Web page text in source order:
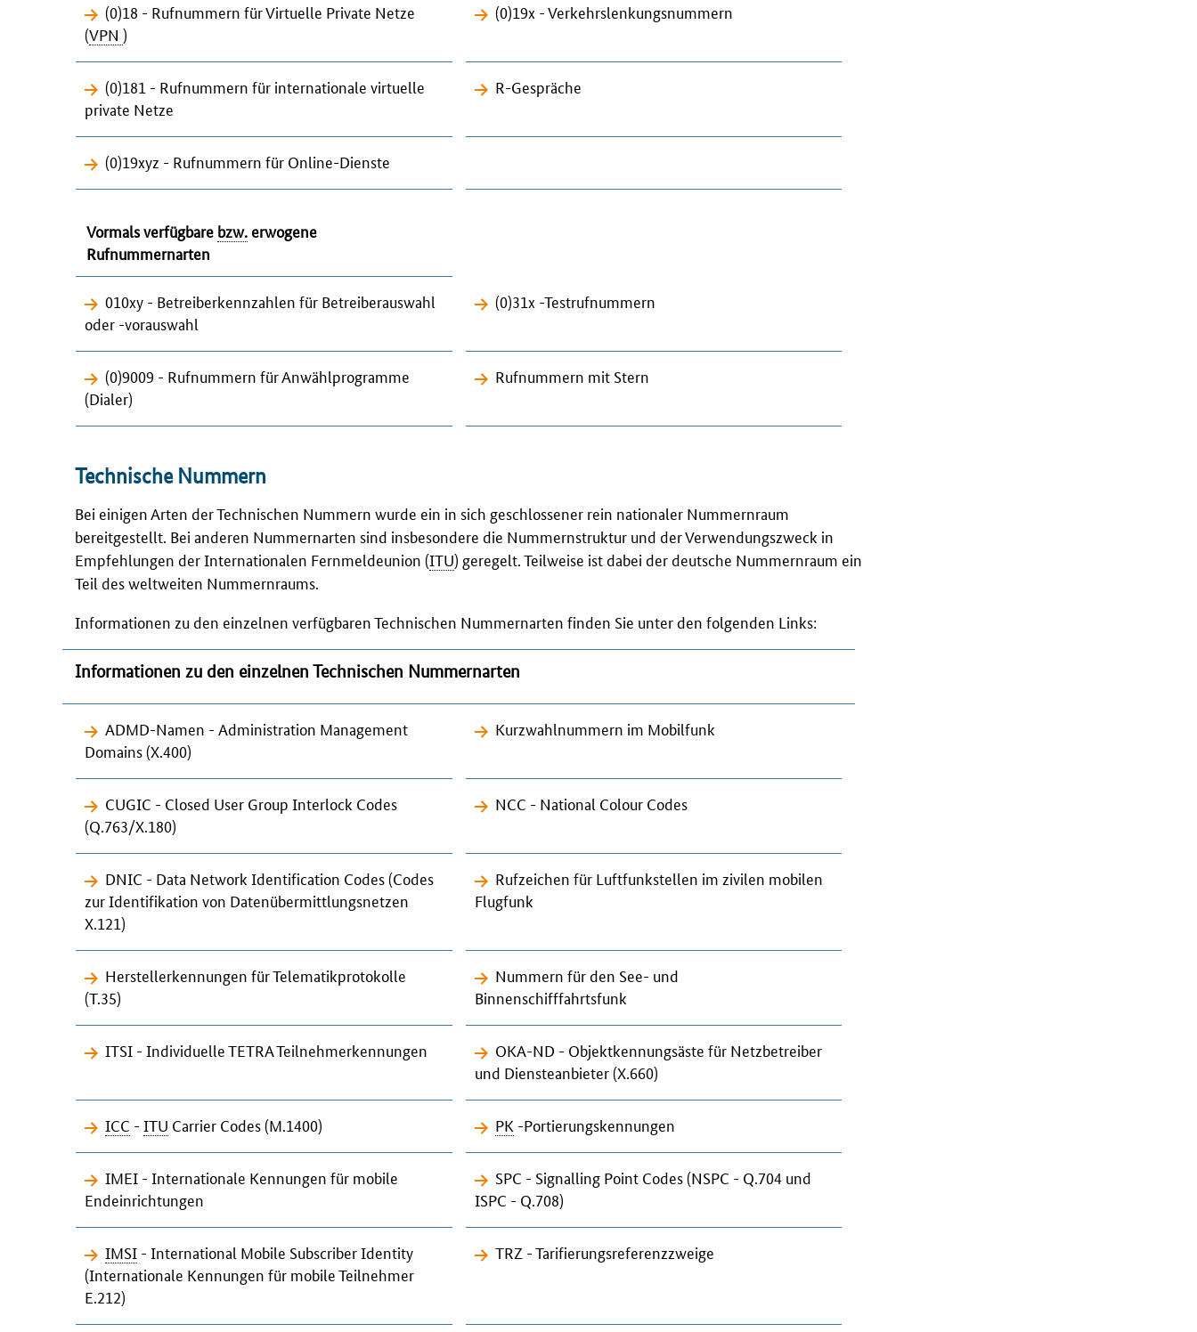
(0)18 - Rufnummern für Virtuelle Private Netze
(VPN )
(0)19x - Verkehrslenkungsnummern
(0)181 - Rufnummern für internationale virtuelle
private Netze
R-Gespräche
(0)19xyz - Rufnummern für Online-Dienste
Vormals verfügbare bzw. erwogene
Rufnummernarten
010xy - Betreiberkennzahlen für Betreiberauswahl
oder -vorauswahl
(0)31x -Testrufnummern
(0)9009 - Rufnummern für Anwählprogramme
(Dialer)
Rufnummern mit Stern
Technische Nummern
Bei einigen Arten der Technischen Nummern wurde ein in sich geschlossener rein nationaler Nummernraum
bereitgestellt. Bei anderen Nummernarten sind insbesondere die Nummernstruktur und der Verwendungszweck in
Empfehlungen der Internationalen Fernmeldeunion (ITU) geregelt. Teilweise ist dabei der deutsche Nummernraum ein
Teil des weltweiten Nummernraums.
Informationen zu den einzelnen verfügbaren Technischen Nummernarten finden Sie unter den folgenden Links:
Informationen zu den einzelnen Technischen Nummernarten
ADMD-Namen -Administration Management
Domains(X.400)
Kurzwahlnummern im Mobilfunk
CUGIC - Closed User Group Interlock Codes
(Q.763/X.180)
NCC - National Colour Codes
DNIC - Data Network Identification Codes(Codes
zur Identifikation von Datenübermittlungsnetzen
X.121)
Rufzeichen für Luftfunkstellen im zivilen mobilen
Flugfunk
Herstellerkennungen für Telematikprotokolle
(T.35)
Nummern für den See- und
Binnenschifffahrtsfunk
ITSI - Individuelle TETRA Teilnehmerkennungen
OKA-ND - Objektkennungsäste für Netzbetreiber
und Diensteanbieter(X.660)
ICC -ITU Carrier Codes(M.1400) PK -Portierungskennungen
IMEI - Internationale Kennungen für mobile
Endeinrichtungen
SPC - Signalling Point Codes (NSPC - Q.704 und
ISPC - Q.708)
IMSI -International Mobile Subscriber Identity
(Internationale Kennungen für mobile Teilnehmer
E.212)
TRZ - Tarifierungsreferenzzweige